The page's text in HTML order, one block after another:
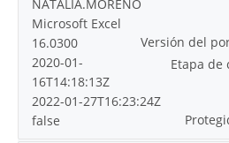
NATALIA.MORENO
Microsoft Excel
Versión del
16.0300
Etapa de
2020-01-
16T14:18:13Z
2022-01-27T16:23:24Z
false